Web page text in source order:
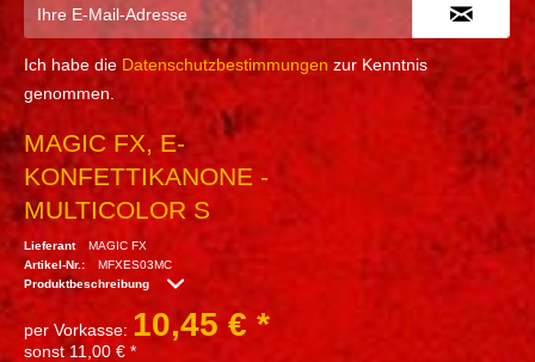
Ich habe die Datenschutzbestimmungen zur Kenntnis
genommen.
MAGIC FX, E-
KONFETTIKANONE -
MULTICOLOR S
Lieferant
MAGIC FX
Artikel-Nr.:
MFXES03MC
Produktbeschreibung
per Vorkasse: 10,45 € *
sonst 11,00 € *